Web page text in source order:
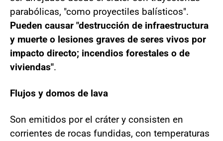
parabólicas, "como proyectiles balísticos".
Pueden causar "destrucción de infraestructura
y muerte o lesiones graves de seres vivos por
impacto directo; incendios forestales o de
viviendas".
Flujos y domos de lava
Son emitidos por el cráter y consisten en
corrientes de rocas fundidas, con temperaturas